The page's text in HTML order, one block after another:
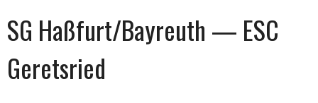
SG Haßfurt/Bayreuth — ESC
Geretsried